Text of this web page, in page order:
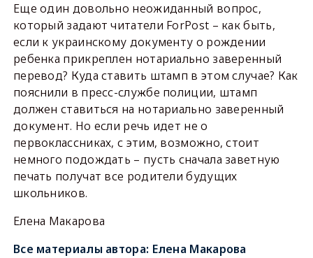
Еще один довольно неожиданный вопрос,
который задают читатели ForPost – как быть,
если к украинскому документу о рождении
ребенка прикреплен нотариально заверенный
перевод? Куда ставить штамп в этом случае? Как
пояснили в пресс-службе полиции, штамп
должен ставиться на нотариально заверенный
документ. Но если речь идет не о
первоклассниках, с этим, возможно, стоит
немного подождать – пусть сначала заветную
печать получат все родители будущих
школьников.
Елена Макарова
Все материалы автора: Елена Макарова